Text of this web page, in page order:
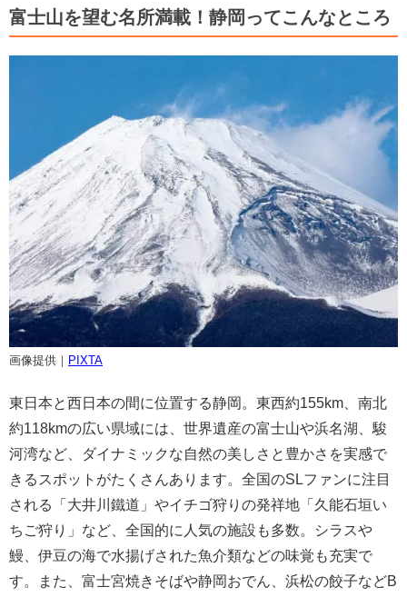
富士山を望む名所満載！静岡ってこんなところ
画像提供｜ PIXTA
東日本と西日本の間に位置する静岡。東西約155km、南北
約118kmの広い県域には、世界遺産の富士山や浜名湖、駿
河湾など、ダイナミックな自然の美しさと豊かさを実感で
きるスポットがたくさんあります。全国のSLファンに注目
される「大井川鐵道」やイチゴ狩りの発祥地「久能石垣い
ちご狩り」など、全国的に人気の施設も多数。シラスや
鰻、伊豆の海で水揚げされた魚介類などの味覚も充実で
す。また、富士宮焼きそばや静岡おでん、浜松の餃子などB